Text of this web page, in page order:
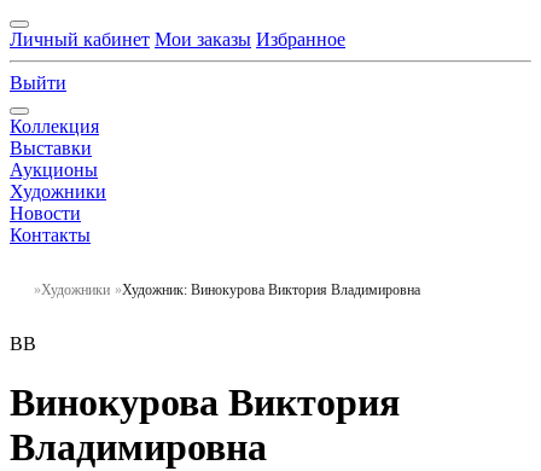
Личный кабинет Мои заказы Избранное
Выйти
Коллекция
Выставки
Аукционы
Художники
Новости
Контакты
Художники Художник: Винокурова Виктория Владимировна
ВВ
Винокурова Виктория
Владимировна